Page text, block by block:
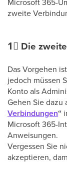
zweite
1⃣ Die
Das Vorgehen
jedoch müssen
Konto als
Gehen Sie dazu
Verbindungen“
Microsoft 365-
Anweisungen.
Vergessen Sie
akzeptieren,